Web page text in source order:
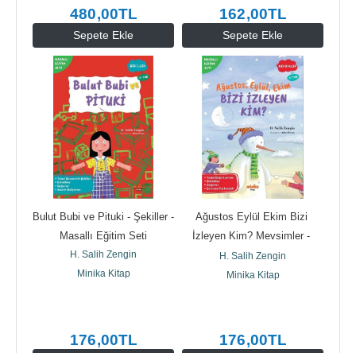
Sepete Ekle
480,00TL
Sepete Ekle
162,00TL
Bulut Bubi ve Pituki - Şekiller -
Masallı Eğitim Seti
H. Salih Zengin
Minika Kitap
176,00TL
Ağustos Eylül Ekim Bizi
İzleyen Kim? Mevsimler -
Masallı Eğitim Seti
H. Salih Zengin
Minika Kitap
176,00TL